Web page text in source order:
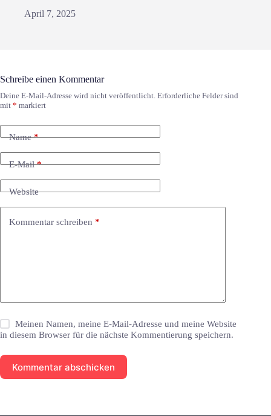
April 7, 2025
Schreibe einen Kommentar
Deine E-Mail-Adresse wird nicht veröffentlicht. Erforderliche Felder sind
mit * markiert
Name*
E-Mail*
Website
Kommentar schreiben *
Meinen Namen, meine E-Mail-Adresse und meine Website
in diesem Browser für die nächste Kommentierung speichern.
Kommentar abschicken